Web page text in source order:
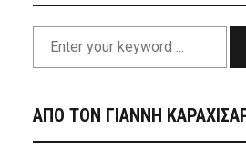
ΑΠΟ ΤΟΝ ΓΙΑΝΝΗ